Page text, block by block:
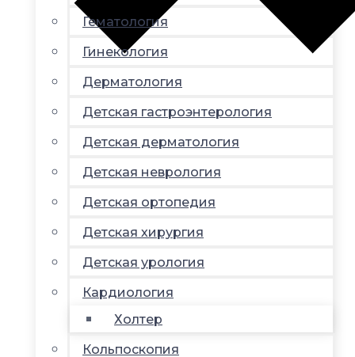
Гематология
Гинекология
Дерматология
Детская гастроэнтерология
Детская дерматология
Детская неврология
Детская ортопедия
Детская хирургия
Детская урология
Кардиология
Холтер
Кольпоскопия